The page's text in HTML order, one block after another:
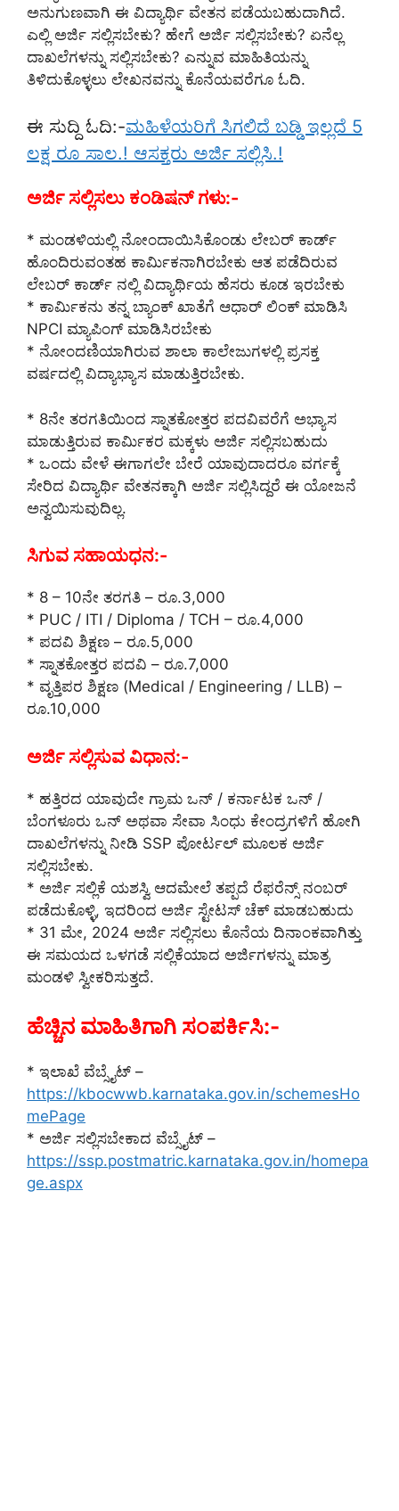
ಅನುಗುಣವಾಗಿ ಈ ವಿದ್ಯಾರ್ಥಿ ವೇತನ ಪಡೆಯಬಹುದಾಗಿದೆ.
ಎಲ್ಲಿ ಅರ್ಜಿ ಸಲ್ಲಿಸಬೇಕು? ಹೇಗೆ ಅರ್ಜಿ ಸಲ್ಲಿಸಬೇಕು? ಏನೆಲ್ಲ
ದಾಖಲೆಗಳನ್ನು ಸಲ್ಲಿಸಬೇಕು? ಎನ್ನುವ ಮಾಹಿತಿಯನ್ನು
ತಿಳಿದುಕೊಳ್ಳಲು ಲೇಖನವನ್ನು ಕೊನೆಯವರೆಗೂ ಓದಿ.
ಈ ಸುದ್ದಿ ಓದಿ:-ಮಹಿಳೆಯರಿಗೆ ಸಿಗಲಿದೆ ಬಡ್ಡಿ ಇಲ್ಲದೆ 5
ಲಕ್ಷ ರೂ ಸಾಲ.! ಆಸಕ್ತರು ಅರ್ಜಿ ಸಲ್ಲಿಸಿ.!
ಅರ್ಜಿ ಸಲ್ಲಿಸಲು ಕಂಡಿಷನ್ ಗಳು:-
* ಮಂಡಳಿಯಲ್ಲಿ ನೋಂದಾಯಿಸಿಕೊಂಡು ಲೇಬರ್ ಕಾರ್ಡ್
ಹೊಂದಿರುವಂತಹ ಕಾರ್ಮಿಕನಾಗಿರಬೇಕು ಆತ ಪಡೆದಿರುವ
ಲೇಬರ್ ಕಾರ್ಡ್ ನಲ್ಲಿ ವಿದ್ಯಾರ್ಥಿಯ ಹೆಸರು ಕೂಡ ಇರಬೇಕು
* ಕಾರ್ಮಿಕನು ತನ್ನ ಬ್ಯಾಂಕ್ ಖಾತೆಗೆ ಆಧಾರ್ ಲಿಂಕ್ ಮಾಡಿಸಿ
NPCI ಮ್ಯಾಪಿಂಗ್ ಮಾಡಿಸಿರಬೇಕು
* ನೋಂದಣಿಯಾಗಿರುವ ಶಾಲಾ ಕಾಲೇಜುಗಳಲ್ಲಿ ಪ್ರಸಕ್ತ
ವರ್ಷದಲ್ಲಿ ವಿದ್ಯಾಭ್ಯಾಸ ಮಾಡುತ್ತಿರಬೇಕು.
* 8ನೇ ತರಗತಿಯಿಂದ ಸ್ನಾತಕೋತ್ತರ ಪದವಿವರೆಗೆ ಅಭ್ಯಾಸ
ಮಾಡುತ್ತಿರುವ ಕಾರ್ಮಿಕರ ಮಕ್ಕಳು ಅರ್ಜಿ ಸಲ್ಲಿಸಬಹುದು
* ಒಂದು ವೇಳೆ ಈಗಾಗಲೇ ಬೇರೆ ಯಾವುದಾದರೂ ವರ್ಗಕ್ಕೆ
ಸೇರಿದ ವಿದ್ಯಾರ್ಥಿ ವೇತನಕ್ಕಾಗಿ ಅರ್ಜಿ ಸಲ್ಲಿಸಿದ್ದರೆ ಈ ಯೋಜನೆ
ಅನ್ವಯಿಸುವುದಿಲ್ಲ.
ಸಿಗುವ ಸಹಾಯಧನ:-
* 8 – 10ನೇ ತರಗತಿ – ರೂ.3,000
* PUC / ITI / Diploma / TCH – ರೂ.4,000
* ಪದವಿ ಶಿಕ್ಷಣ – ರೂ.5,000
* ಸ್ನಾತಕೋತ್ತರ ಪದವಿ – ರೂ.7,000
* ವೃತ್ತಿಪರ ಶಿಕ್ಷಣ (Medical / Engineering / LLB) –
ರೂ.10,000
ಅರ್ಜಿ ಸಲ್ಲಿಸುವ ವಿಧಾನ:-
* ಹತ್ತಿರದ ಯಾವುದೇ ಗ್ರಾಮ ಒನ್ / ಕರ್ನಾಟಕ ಒನ್ /
ಬೆಂಗಳೂರು ಒನ್ ಅಥವಾ ಸೇವಾ ಸಿಂಧು ಕೇಂದ್ರಗಳಿಗೆ ಹೋಗಿ
ದಾಖಲೆಗಳನ್ನು ನೀಡಿ SSP ಪೋರ್ಟಲ್ ಮೂಲಕ ಅರ್ಜಿ
ಸಲ್ಲಿಸಬೇಕು.
* ಅರ್ಜಿ ಸಲ್ಲಿಕೆ ಯಶಸ್ವಿ ಆದಮೇಲೆ ತಪ್ಪದೆ ರೆಫರೆನ್ಸ್ ನಂಬರ್
ಪಡೆದುಕೊಳ್ಳಿ, ಇದರಿಂದ ಅರ್ಜಿ ಸ್ಟೇಟಸ್ ಚೆಕ್ ಮಾಡಬಹುದು
* 31 ಮೇ, 2024 ಅರ್ಜಿ ಸಲ್ಲಿಸಲು ಕೊನೆಯ ದಿನಾಂಕವಾಗಿತ್ತು
ಈ ಸಮಯದ ಒಳಗಡೆ ಸಲ್ಲಿಕೆಯಾದ ಅರ್ಜಿಗಳನ್ನು ಮಾತ್ರ
ಮಂಡಳಿ ಸ್ವೀಕರಿಸುತ್ತದೆ.
ಹೆಚ್ಚಿನ ಮಾಹಿತಿಗಾಗಿ ಸಂಪರ್ಕಿಸಿ:-
* ಇಲಾಖೆ ವೆಬ್ಸೈಟ್ –
https://kbocwwb.karnataka.gov.in/schemesHo
mePage
* ಅರ್ಜಿ ಸಲ್ಲಿಸಬೇಕಾದ ವೆಬ್ಸೈಟ್ –
https://ssp.postmatric.karnataka.gov.in/homepa
ge.aspx